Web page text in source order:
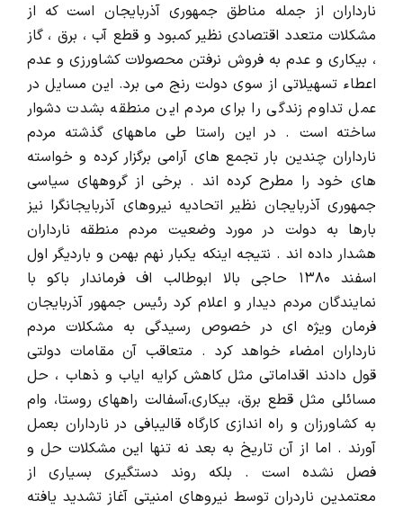
نارداران از جمله مناطق جمهوری آذربایجان است که از
مشکلات متعدد اقتصادی نظیر کمبود و قطع آب ، برق ، گاز
، بیکاری و عدم به فروش نرفتن محصولات کشاورزی و عدم
اعطاء تسهیلاتی از سوی دولت رنج می برد. این مسایل در
عمل تداوم زندگی را برای مردم این منطقه بشدت دشوار
ساخته است . در این راستا طی ماههای گذشته مردم
نارداران چندین بار تجمع های آرامی برگزار کرده و خواسته
های خود را مطرح کرده اند . برخی از گروههای سیاسی
جمهوری آذربایجان نظیر اتحادیه نیروهای آذربایجانگرا نیز
بارها به دولت در مورد وضعیت مردم منطقه نارداران
هشدار داده اند . نتیجه اینکه یکبار نهم بهمن و باردیگر اول
اسفند ۱۳۸۰ حاجی بالا ابوطالب اف فرماندار باکو با
نمایندگان مردم دیدار و اعلام کرد رئیس جمهور آذربایجان
فرمان ویژه ای در خصوص رسیدگی به مشکلات مردم
نارداران امضاء خواهد کرد . متعاقب آن مقامات دولتی
قول دادند اقداماتی مثل کاهش کرایه ایاب و ذهاب ، حل
مسائلی مثل قطع برق، بیکاری،آسفالت راههای روستا، وام
به کشاورزان و راه اندازی کارگاه قالیبافی در نارداران بعمل
آورند . اما از آن تاریخ به بعد نه تنها این مشکلات حل و
فصل نشده است . بلکه روند دستگیری بسیاری از
معتمدین ناردران توسط نیروهای امنیتی آغاز تشدید یافته